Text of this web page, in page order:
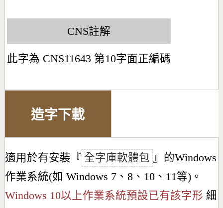
CNS註解
此字為 CNS11643 第10字面正編碼
造字下載
適用於有安裝『 全字庫軟體包 』的Windows
作業系統(如 Windows 7、8、10、11等)。
Windows 10以上作業系統預設已有該字形 細